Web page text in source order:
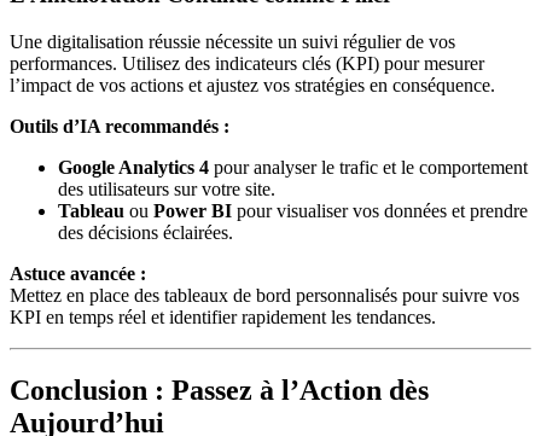
Une digitalisation réussie nécessite un suivi régulier de vos
performances. Utilisez des indicateurs clés (KPI) pour mesurer
l’impact de vos actions et ajustez vos stratégies en conséquence.
Outils d’IA recommandés :
Google Analytics 4 pour analyser le trafic et le comportement
des utilisateurs sur votre site.
Tableau ou Power BI pour visualiser vos données et prendre
des décisions éclairées.
Astuce avancée :
Mettez en place des tableaux de bord personnalisés pour suivre vos
KPI en temps réel et identifier rapidement les tendances.
Conclusion : Passez à l’Action dès
Aujourd’hui